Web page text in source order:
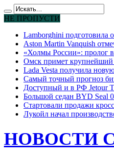
НЕ ПРОПУСТИ
Lamborghini подготовила
Aston Martin Vanquish
«Холмы России»: пролог
Омск примет крупнейший
Lada Vesta получила
Самый точный прогноз
Доступный и в РФ Jetour
Большой седан BYD Seal
Стартовали продажи
Лукойл начал
НОВОСТИ